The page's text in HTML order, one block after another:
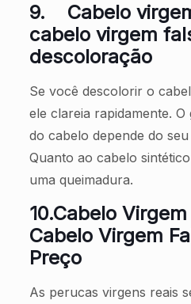
9. Cabelo
cabelo virgem
descoloração
Se você descolorir o
ele clareia rapidamente.
do cabelo depende do
Quanto ao cabelo
uma queimadura.
10.Cabelo Virgem
Cabelo Virgem
Preço
As perucas virgens reais